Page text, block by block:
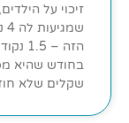
זיכוי על
שקלים שלא